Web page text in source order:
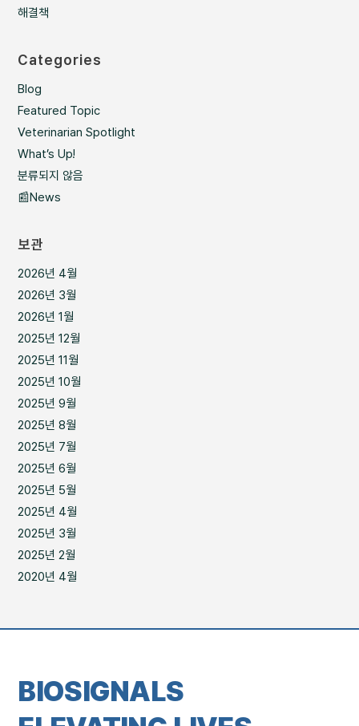
해결책
Categories
Blog
Featured Topic
Veterinarian Spotlight
What’s Up!
분류되지 않음
📰News
보관
2026년 4월
2026년 3월
2026년 1월
2025년 12월
2025년 11월
2025년 10월
2025년 9월
2025년 8월
2025년 7월
2025년 6월
2025년 5월
2025년 4월
2025년 3월
2025년 2월
2020년 4월
BIOSIGNALS